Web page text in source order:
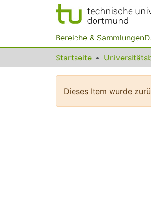
Bereiche & Sammlungen
Startseite
Dieses Item wurde